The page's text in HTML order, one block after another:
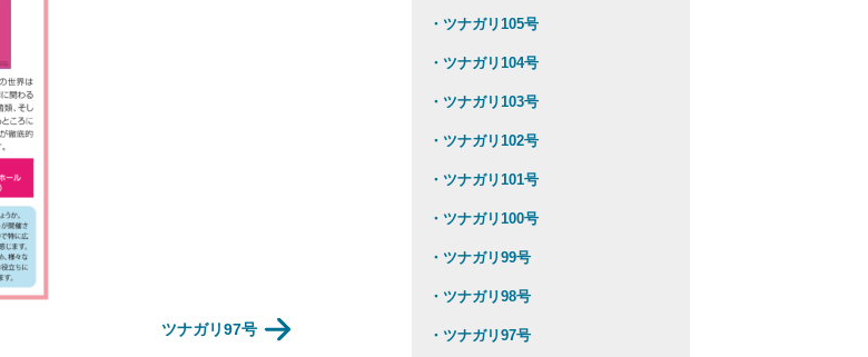
ツナガリ97号
・ツナガリ105号
・ツナガリ104号
・ツナガリ103号
・ツナガリ102号
・ツナガリ101号
・ツナガリ100号
・ツナガリ99号
・ツナガリ98号
・ツナガリ97号